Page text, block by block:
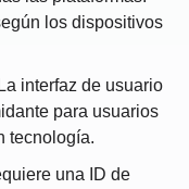
los dispositivos
La interfaz de usuario
para usuarios
tecnología.
una ID de